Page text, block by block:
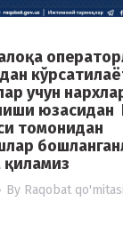
учун
юзасидан
томонидан
By Raqobat qo'mitasi